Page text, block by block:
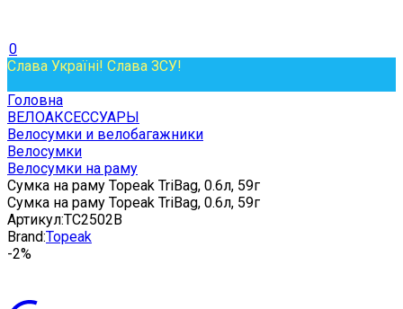
0
Слава Україні! Слава ЗСУ!
Головна
ВЕЛОАКСЕССУАРЫ
Велосумки и велобагажники
Велосумки
Велосумки на раму
Сумка на раму Topeak TriBag, 0.6л, 59г
Сумка на раму Topeak TriBag, 0.6л, 59г
Артикул:TC2502B
Brand:Topeak
-2%